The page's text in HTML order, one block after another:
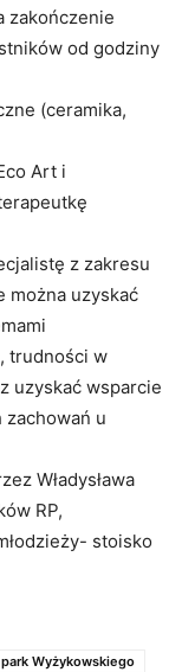
zakończenie
od godziny
(ceramika,
Art i
z zakresu
można uzyskać
trudności w
uzyskać wsparcie
u
Władysława
RP,
stoisko
park Wyżykowskiego